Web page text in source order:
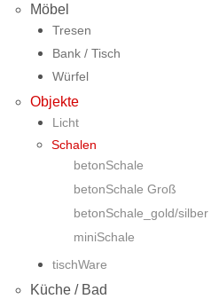
Möbel
Tresen
Bank / Tisch
Würfel
Objekte
Licht
Schalen
betonSchale
betonSchale Groß
betonSchale_gold/silber
miniSchale
tischWare
Küche / Bad